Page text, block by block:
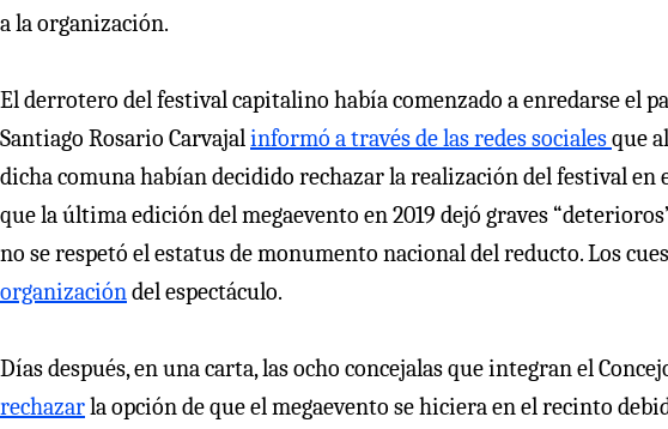
a la organización.
El derrotero del festival capitalino había comenzado a enredarse el
Santiago Rosario Carvajalinformó a través de las redes socialesque
dicha comuna habían decidido rechazar la realización del festival en
que la última edición del megaevento en 2019 dejó graves
no se respetó el estatus de monumento nacional del reducto. Los
organizacióndel espectáculo.
Días después, en una carta, las ocho concejalas que integran el
rechazarla opción de que el megaevento se hiciera en el recinto